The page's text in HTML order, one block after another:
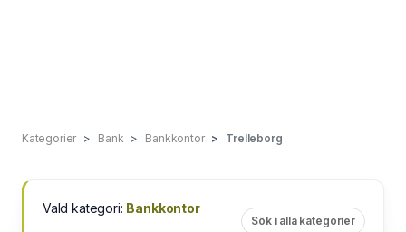
Kategorier Bank Bankkontor Trelleborg
Vald kategori: Bankkontor
Sök i alla kategorier